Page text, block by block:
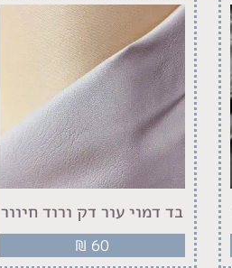
בד דמוי עור דק ורוד חיוור
₪ 60